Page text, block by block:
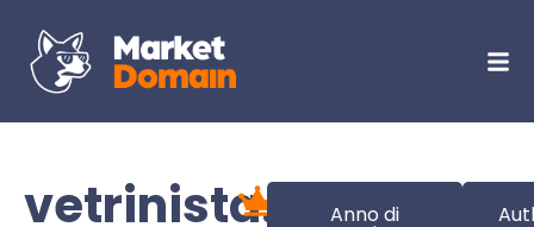
vetrinista.it Anno di